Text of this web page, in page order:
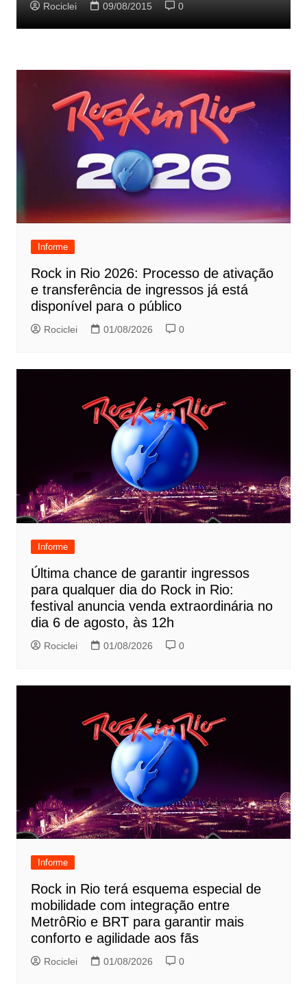
Rociclei 09/08/2015 0
Informe
Rock in Rio 2026: Processo de ativação
e transferência de ingressos já está
disponível para o público
Rociclei 01/08/2026 0
Informe
Última chance de garantir ingressos
para qualquer dia do Rock in Rio:
festival anuncia venda extraordinária no
dia 6 de agosto, às 12h
Rociclei 01/08/2026 0
Informe
Rock in Rio terá esquema especial de
mobilidade com integração entre
MetrôRio e BRT para garantir mais
conforto e agilidade aos fãs
Rociclei 01/08/2026 0